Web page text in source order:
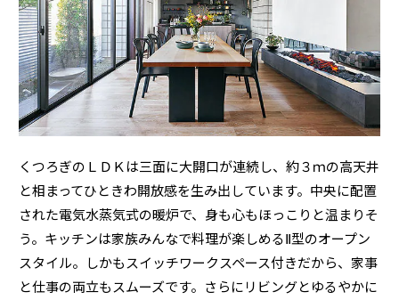
くつろぎのＬＤＫは三面に大開口が連続し、約３ｍの高天井
と相まってひときわ開放感を生み出しています。中央に配置
された電気水蒸気式の暖炉で、身も心もほっこりと温まりそ
う。キッチンは家族みんなで料理が楽しめるⅡ型のオープン
スタイル。しかもスイッチワークスペース付きだから、家事
と仕事の両立もスムーズです。さらにリビングとゆるやかに